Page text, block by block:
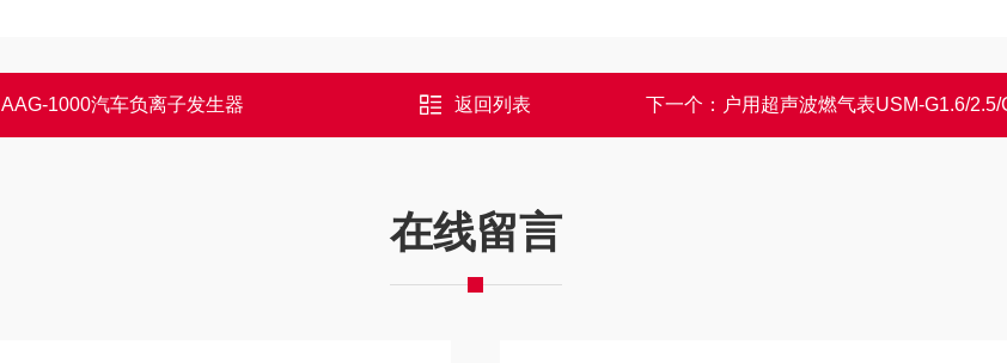
AAG-1000汽车负离子发生器 返回列表 下一个： 户用超声波燃气表USM-G1.6/2.5/
在线留言